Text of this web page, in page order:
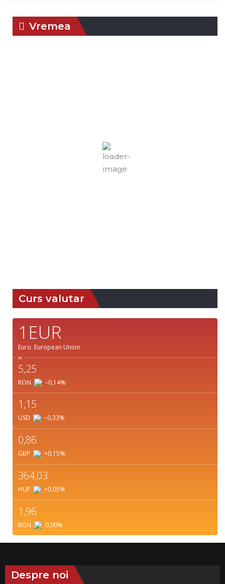
Vremea
Cer Senin
Rafală vânturi:
Curs valutar
1EUR
Euro. European Union
=
5,25
RON –0,14%
1,15
USD –0,33%
0,86
GBP +0,15%
364,03
HUF +0,05%
1,96
BGN 0,00%
Despre noi